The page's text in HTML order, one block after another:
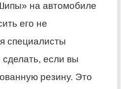
на автомобиле
его не
специалисты
если вы
резину. Это